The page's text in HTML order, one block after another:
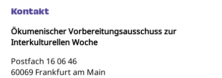
Kontakt
Ökumenischer Vorbereitungsausschuss zur
Interkulturellen Woche
Postfach 16 06 46
60069 Frankfurt am Main